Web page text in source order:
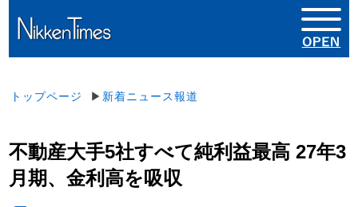
トップページ ▶ 新着ニュース報道
不動産大手5社すべて純利益最高 27年3
月期、金利高を吸収